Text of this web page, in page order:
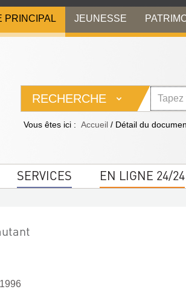
PRINCIPAL JEUNESSE
RECHERCHE
Vous êtes ici : Accueil / Détail du
SERVICES EN LIGNE 24/24